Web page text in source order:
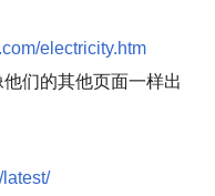
electricity.htm
们的其他页面一样出
latest/